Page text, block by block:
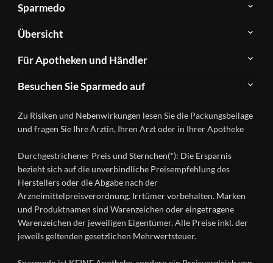
Sparmedo
Über
Sparmedo
FAQ
Kontakt
Datenschutz
Nutzungsbedingungen
Übersicht
Herstellerverzeichnis
Produkte
A-
Ratgeber
Wirkstoffe
Gesundheitsmagazin
Für Apotheken und Händler
&
Händlerlogin
Besuchen Sie Sparmedo auf
Instagram
Zu Risiken und Nebenwirkungen lesen Sie die Packungsbeilage
und fragen Sie Ihre Ärztin, Ihren Arzt oder in Ihrer Apotheke
Durchgestrichener Preis und Sternchen(*): Die Ersparnis
bezieht sich auf die unverbindliche Preisempfehlung des
Herstellers oder die Abgabe nach der
Arzneimittelpreisverordnung. Irrtümer vorbehalten. Marken
und Produktnamen sind Warenzeichen oder eingetragene
Warenzeichen der jeweiligen Eigentümer. Alle Preise inkl. der
jeweils geltenden gesetzlichen Mehrwertsteuer.